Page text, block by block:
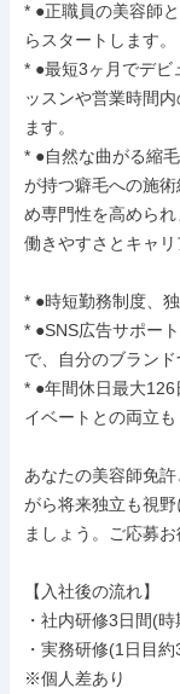
* ●正職員の美容師
らスタートします。
* ●最短3ヶ月でデビ
ッスンや営業時間
ます。
* ●自然な曲がる縮
が持つ癖毛への施
め専門性を高められ
働きやすさとキャ
* ●時短勤務制度、
* ●SNS広告サポー
で、自分のブランド
* ●年間休日最大
イベートとの両立も
あなたの美容師免
がら将来独立も視
ましょう。ご応募
【入社後の流れ】
・社内研修3日間(
・実務研修(1日目
※個人差あり